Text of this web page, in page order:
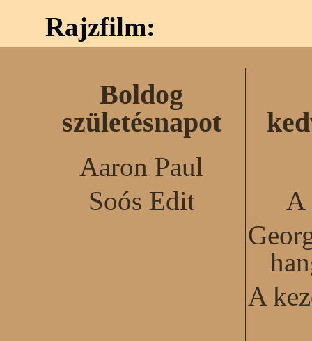
Rajzfilm:
Boldog
születésnapot
Aaron Paul
Soós Edit
A
A